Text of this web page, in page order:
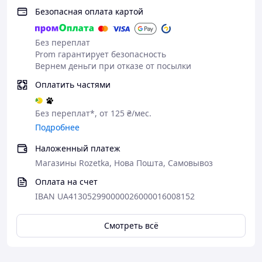
В этом наборе нет лишних предметов — каждый
элемент работает на усиление вашей роли и
настроения. Мягкие материалы не режут кожу, а
регулируемые крепления дают возможность
подстроить игру под свой темп — медленный,
чувственный или резкий и уверенный.
Особенный акцент —шлёпалка в виде
, созданная не только для
воздействия, но и для впечатления: игривая
Безопасная оплата картой
Без переплат
Prom гарантирует безопасность
Вернем деньги при отказе от посылки
Оплатить частями
Без переплат*, от 125 ₴/мес.
Подробнее
Наложенный платеж
Магазины Rozetka, Нова Пошта, Самовывоз
Оплата на счет
IBAN UA413052990000026000016008152
Смотреть всё